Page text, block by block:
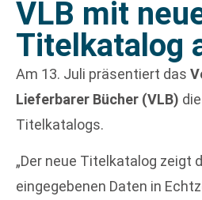
VLB mit
Titelkatalog
Am 13. Juli präsentiert das
Lieferbarer Bücher (VLB)
Titelkatalogs.
„Der neue Titelkatalog zeigt
eingegebenen Daten in